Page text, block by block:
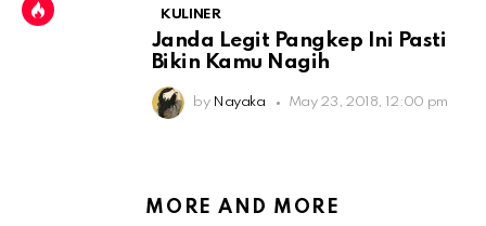
KULINER
Janda Legit Pangkep Ini Pasti
Bikin Kamu Nagih
by Nayaka May 23, 2018, 12:00 pm
MORE AND MORE